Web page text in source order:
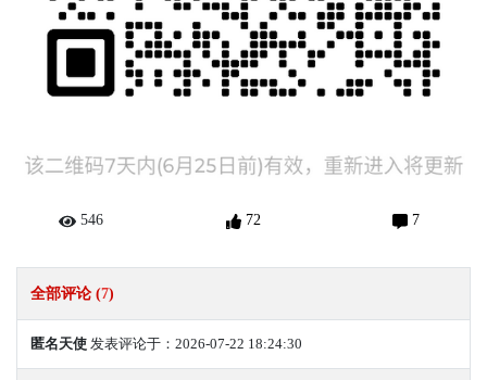
546 72 7
全部评论 (7)
匿名天使 发表评论于：2026-07-22 18:24:30